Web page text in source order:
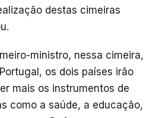
destas cimeiras
ministro, nessa cimeira,
os dois países irão
mais os instrumentos de
como a saúde, a educação,